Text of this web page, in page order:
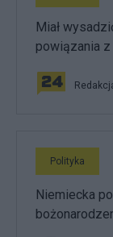
Miał
powiązania z
Polityka
Niemiecka